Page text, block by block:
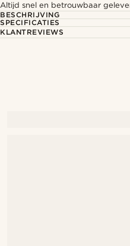
Altijd snel en betrouwbaar
BESCHRIJVING
SPECIFICATIES
KLANTREVIEWS